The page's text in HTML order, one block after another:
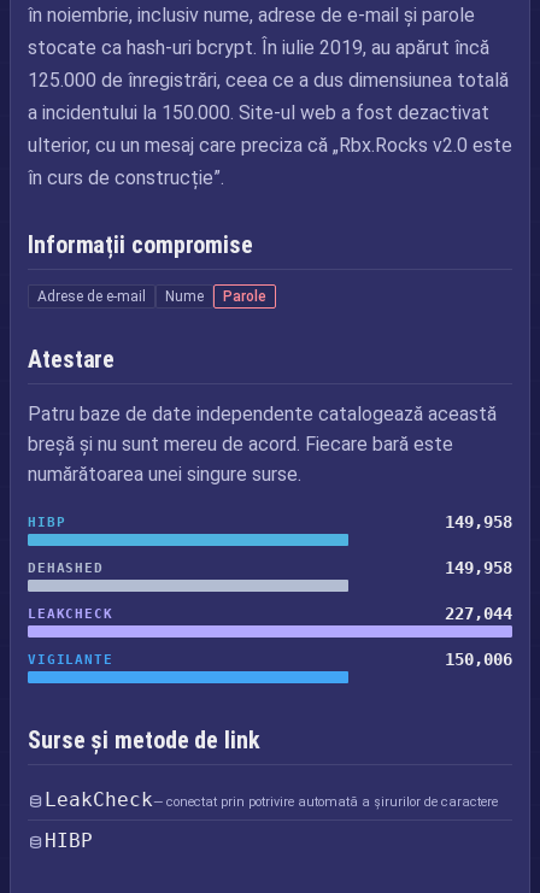
în noiembrie, inclusiv nume, adrese de e-mail și parole
stocate ca hash-uri bcrypt. În iulie 2019, au apărut încă
125.000 de înregistrări, ceea ce a dus dimensiunea totală
a incidentului la 150.000. Site-ul web a fost dezactivat
ulterior, cu un mesaj care preciza că „Rbx.Rocks v2.0 este
în curs de construcție”.
Informații compromise
Adrese de e-mail Nume Parole
Atestare
Patru baze de date independente catalogează această
breșă și nu sunt mereu de acord. Fiecare bară este
numărătoarea unei singure surse.
HIBP 149,958
DEHASHED 149,958
LEAKCHECK 227,044
VIGILANTE 150,006
Surse și metode de link
LeakCheck— conectat prin potrivire automată a șirurilor de caractere
HIBP